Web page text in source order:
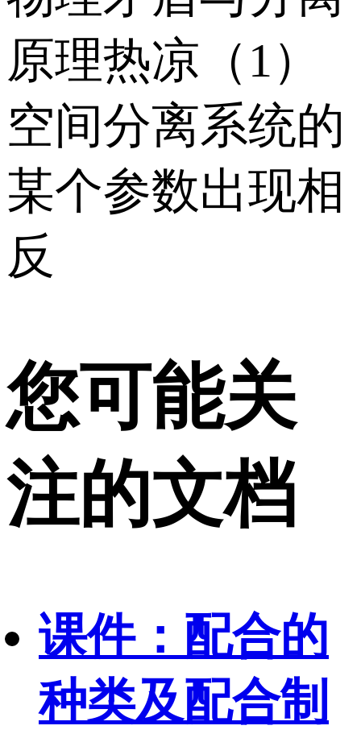
原理热凉（1）
空间分离系统的
某个参数出现相
反
您可能关
注的文档
课件：配合的
种类及配合制